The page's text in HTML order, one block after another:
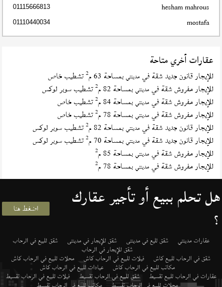
hesham mahrous
01115666813
mostafa
01110440034
عقارات أخري متاحة
للإيجار قانون جديد شقة فيمدينتي بمساحة 63 م 2تشطيب خاص
للإيجار مفروش شقة فيمدينتي بمساحة 82 م 2تشطيب سوبر لوكس
للإيجار مفروش شقة فيمدينتي بمساحة 84 م 2تشطيب خاص
للإيجار مفروش شقة فيمدينتي بمساحة 78 م 2تشطيب خاص
للإيجار قانون جديد شقة فيمدينتي بمساحة 82 م 2تشطيب سوبر لوكس
للإيجار قانون جديد شقة فيمدينتي بمساحة 70 م 2تشطيب سوبر لوكس
للإيجار مفروش شقة فيمدينتي بمساحة 85 م 2
للإيجار مفروش شقة فيمدينتي بمساحة 78 م 2
هل تحلم ببيع أو تأجير عقارك
؟ اضغط هنا
عقارات مدينتي شقق لليع في مدينتى شقق للإيجار في مدينتى شقق للبيع في الرحاب
شقق للإيجار في الرحاب
شقق في الرحاب للبيع كاش فيلات للبيع في الرحاب كاش محلات للبيع في الرحاب كاش
مكاتب للبيع في الرحاب كاش عيادات للبيع في الرحاب كاش
عقارات في الرحاب للبيع تقسيط شقق للبيع في الرحاب تقسيط فيلات للبيع في الرحاب تقسيط